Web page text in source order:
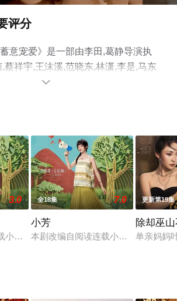
评分
意宠爱》是一部由李田,葛静导演执
蔡祥宇,王沫溪,范晓东,林潇,李是,马东
欢,葛兆美,马昕墨,潘德文等演员精彩演
整版电视剧全集就上天堂电影网，更

3.0
小说《小芳出嫁》，作者伊北。春节前夕
全18集 7.0
小芳
本剧改编自阅读连载小说《小芳出嫁
更新第19集
除却巫
单亲妈妈